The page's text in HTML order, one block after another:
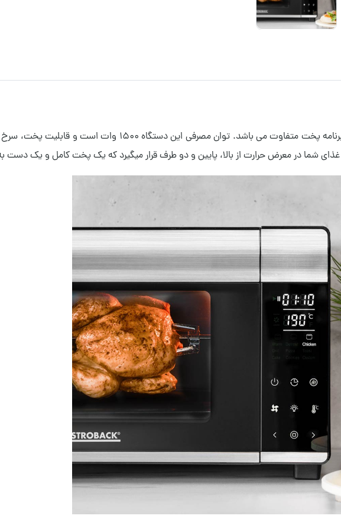
در واقع یک فر کامل است که دارای 9 برنامه پخت متفاوت می باشد. توان
غذای شما در معرض حرارت از بالا، پایین و دو طرف قرار میگیرد که یک پخت کامل و یک